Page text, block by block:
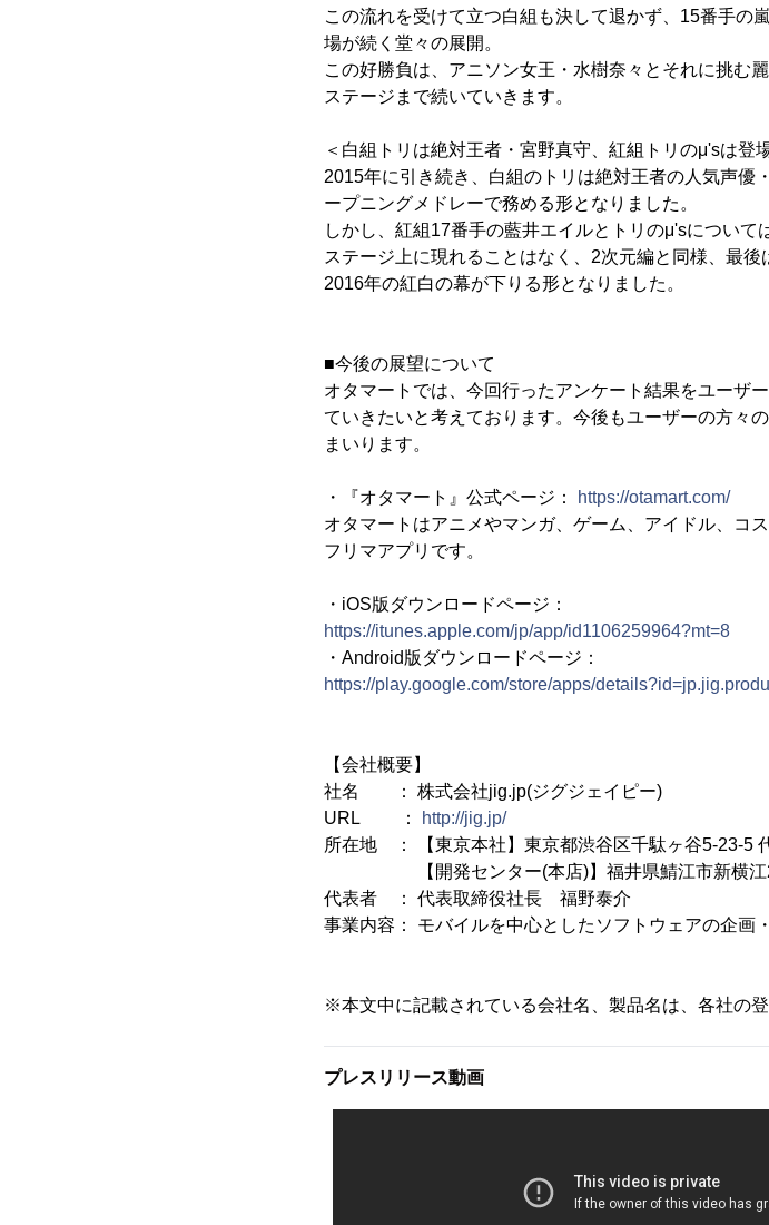
この流れを受けて立つ白組も決して退かず、15番手の
場が続く堂々の展開。
この好勝負は、アニソン女王・水樹奈々とそれに挑む
ステージまで続いていきます。
＜白組トリは絶対王者・宮野真守、紅組トリのμ'sは登
2015年に引き続き、白組のトリは絶対王者の人気声
ープニングメドレーで務める形となりました。
しかし、紅組17番手の藍井エイルとトリのμ'sについ
ステージ上に現れることはなく、2次元編と同様、最
2016年の紅白の幕が下りる形となりました。
■今後の展望について
オタマートでは、今回行ったアンケート結果をユーザ
ていきたいと考えております。今後もユーザーの方々
まいります。
・『オタマート』公式ページ：
https://otamart.com/
オタマートはアニメやマンガ、ゲーム、アイドル、コ
フリマアプリです。
・iOS版ダウンロードページ：
https://itunes.apple.com/jp/app/id1106259964?mt=8
・Android版ダウンロードページ：
https://play.google.com/store/apps/
【会社概要】
社名 ： 株式会社jig.jp(ジグジェイピー)
URL ：
http://jig.jp/
所在地 ： 【東京本社】東京都渋谷区千駄ヶ谷5-23-5
【開発センター(本店)】福井県鯖江市新横江2-
代表者 ： 代表取締役社長 福野泰介
事業内容： モバイルを中心としたソフトウェアの企画
※本文中に記載されている会社名、製品名は、各社の登
プレスリリース動画